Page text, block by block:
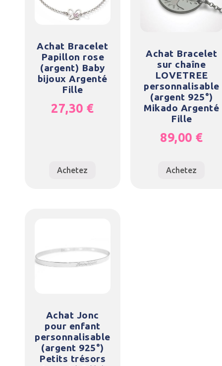
Achat Bracelet
Papillon rose
(argent) Baby
bijoux Argenté
Fille
27,30 €
Achetez
Achat Bracelet
sur chaîne
LOVETREE
personnalisable
(argent 925°)
Mikado Argenté
Fille
89,00 €
Achetez
Achat Jonc
pour enfant
personnalisable
(argent 925°)
Petits trésors